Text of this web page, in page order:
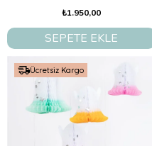
₺1.950,00
SEPETE EKLE
Ücretsiz Kargo